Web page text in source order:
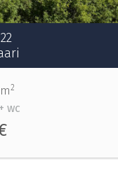
2
wc